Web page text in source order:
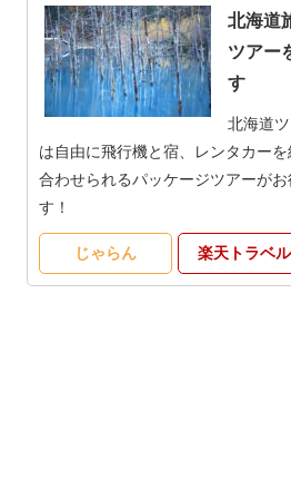
北海道
ツアー
す
北海道
は自由に飛行機と宿、レンタカーを
合わせられるパッケージツアーがお
す！
じゃらん 楽天トラベル